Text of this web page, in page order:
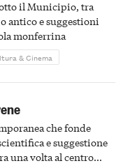
il Municipio, tra
antico e suggestioni
monferrina
& Cinema
che fonde
e suggestione
una volta al centro